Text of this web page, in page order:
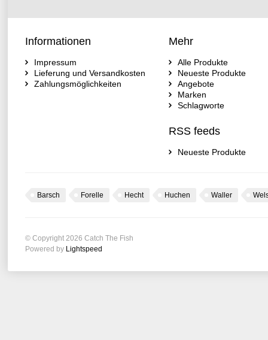
Informationen
Impressum
Lieferung und Versandkosten
Zahlungsmöglichkeiten
Mehr
Alle Produkte
Neueste Produkte
Angebote
Marken
Schlagworte
RSS feeds
Neueste Produkte
Barsch Forelle Hecht Huchen Waller
© Copyright 2026 Catch The Fish
Powered by Lightspeed